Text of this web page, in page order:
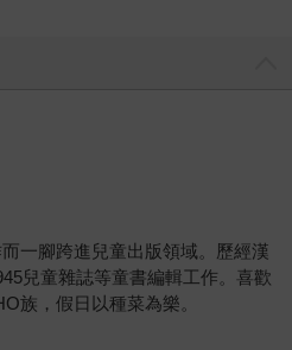
一腳跨進兒童出版領域。歷經漢
兒童雜誌等童書編輯工作。喜歡
族，假日以種菜為樂。